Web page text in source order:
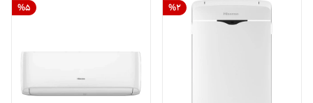
%2
%5